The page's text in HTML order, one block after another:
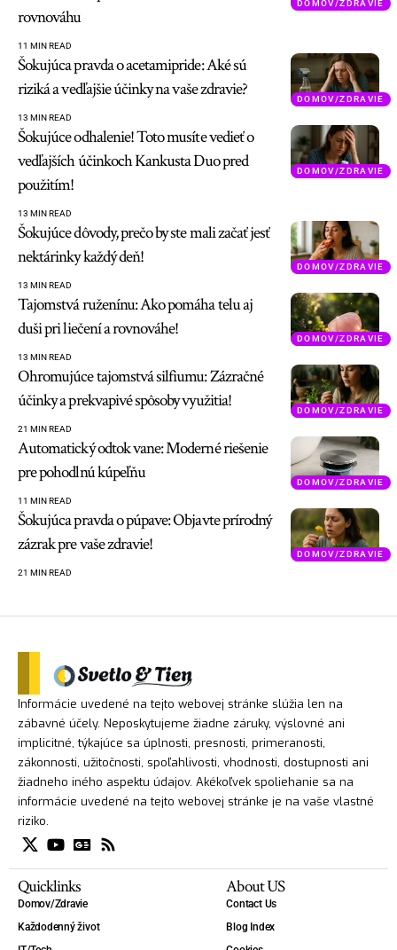
DOMOV/ZDRAVIE
rovnováhu
11 MIN READ
DOMOV/ZDRAVIE
Šokujúca pravda o acetamipride: Aké sú
riziká a vedľajšie účinky na vaše zdravie?
13 MIN READ
DOMOV/ZDRAVIE
Šokujúce odhalenie! Toto musíte vedieť o
vedľajších účinkoch Kankusta Duo pred
použitím!
13 MIN READ
DOMOV/ZDRAVIE
Šokujúce dôvody, prečo by ste mali začať jesť
nektárinky každý deň!
13 MIN READ
DOMOV/ZDRAVIE
Tajomstvá ruženínu: Ako pomáha telu aj
duši pri liečení a rovnováhe!
13 MIN READ
DOMOV/ZDRAVIE
Ohromujúce tajomstvá silfiumu: Zázračné
účinky a prekvapivé spôsoby využitia!
21 MIN READ
DOMOV/ZDRAVIE
Automatický odtok vane: Moderné riešenie
pre pohodlnú kúpeľňu
11 MIN READ
DOMOV/ZDRAVIE
Šokujúca pravda o púpave: Objavte prírodný
zázrak pre vaše zdravie!
21 MIN READ
Informácie uvedené na tejto webovej stránke slúžia len na
zábavné účely. Neposkytujeme žiadne záruky, výslovné ani
implicitné, týkajúce sa úplnosti, presnosti, primeranosti,
zákonnosti, užitočnosti, spoľahlivosti, vhodnosti, dostupnosti ani
žiadneho iného aspektu údajov. Akékoľvek spoliehanie sa na
informácie uvedené na tejto webovej stránke je na vaše vlastné
riziko.
Quicklinks
Domov/Zdravie
Každodenný život
About US
Contact Us
Blog Index